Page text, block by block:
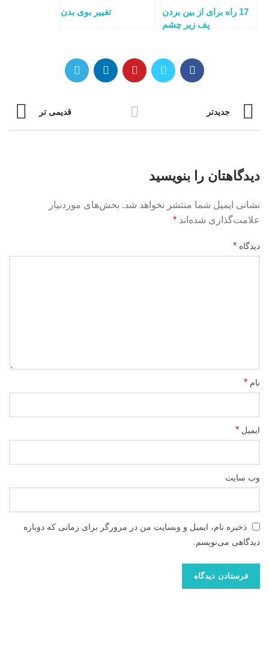
17 راه برای از بین بردن
پف زیر چشم
تغییر بوی بدن
جدیدتر قدیمی تر
دیدگاهتان را بنویسید
نشانی ایمیل شما منتشر نخواهد شد. بخش‌های موردنیاز
علامت‌گذاری شده‌اند *
دیدگاه *
نام *
ایمیل *
وب‌ سایت
ذخیره نام، ایمیل و وبسایت من در مرورگر برای زمانی که دوباره
دیدگاهی می‌نویسم.